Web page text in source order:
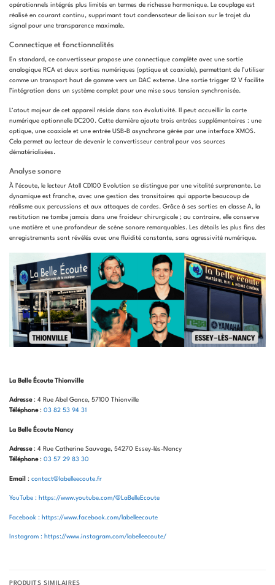
opérationnels intégrés plus limités en termes de richesse harmonique. Le couplage est
réalisé en courant continu, supprimant tout condensateur de liaison sur le trajet du
signal pour une transparence maximale.
Connectique et fonctionnalités
En standard, ce convertisseur propose une connectique complète avec une sortie
analogique RCA et deux sorties numériques (optique et coaxiale), permettant de l’utiliser
comme un transport haut de gamme vers un DAC externe. Une sortie trigger 12 V facilite
l’intégration dans un système complet pour une mise sous tension synchronisée.
L’atout majeur de cet appareil réside dans son évolutivité. Il peut accueillir la carte
numérique optionnelle DC200. Cette dernière ajoute trois entrées supplémentaires : une
optique, une coaxiale et une entrée USB-B asynchrone gérée par une interface XMOS.
Cela permet au lecteur de devenir le convertisseur central pour vos sources
dématérialisées.
Analyse sonore
À l’écoute, le lecteur Atoll CD100 Evolution se distingue par une vitalité surprenante. La
dynamique est franche, avec une gestion des transitoires qui apporte beaucoup de
réalisme aux percussions et aux attaques de cordes. Grâce à ses sorties en classe A, la
restitution ne tombe jamais dans une froideur chirurgicale ; au contraire, elle conserve
une matière et une profondeur de scène sonore remarquables. Les détails les plus fins des
enregistrements sont révélés avec une fluidité constante, sans agressivité numérique.
La Belle Écoute Thionville
Adresse: 4 Rue Abel Gance, 57100 Thionville
Téléphone: 03 82 53 94 31
La Belle Écoute Nancy
Adresse: 4 Rue Catherine Sauvage, 54270 Essey-lès-Nancy
Téléphone: 03 57 29 83 30
Email : contact@labelleecoute.fr
YouTube : https://www.youtube.com/@LaBelleEcoute
Facebook : https://www.facebook.com/labelleecoute
Instagram : https://www.instagram.com/labelleecoute/
PRODUITS SIMILAIRES